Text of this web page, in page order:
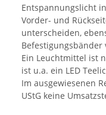
Entspannungslicht
Vorder- und
unterscheiden,
Befestigungsbänder
Ein Leuchtmittel ist
ist u.a. ein LED
Im ausgewiesenen
UStG keine